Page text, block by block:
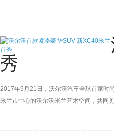
秀
2017年9月21日，沃尔沃汽车全球首家时
米兰市中心的沃尔沃米兰艺术空间，共同